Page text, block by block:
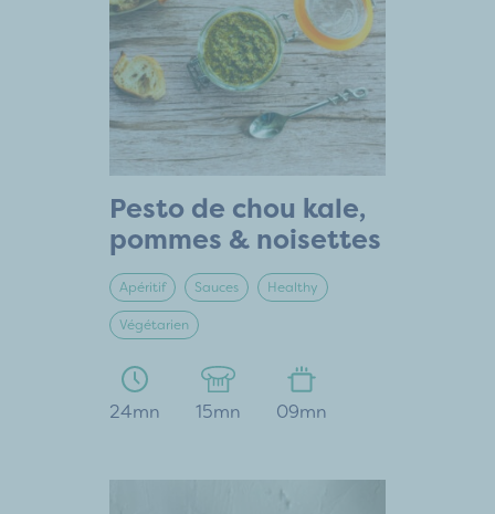
Pesto de chou kale,
pommes & noisettes
Apéritif Sauces Healthy
Végétarien
24mn 15mn 09mn